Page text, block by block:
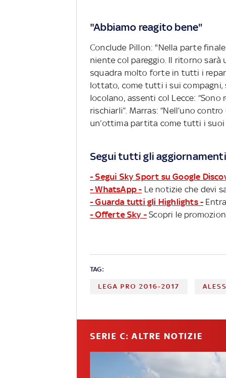
"Abbiamo reagito bene"
Conclude Pillon: "Nella parte
niente col pareggio. Il ritorno sarà
squadra molto forte in tutti i
lottato, come tutti i sui compagni,
Iocolano, assenti col Lecce:
rischiarli”. Marras: “Nell’uno
un’ottima partita come tutti i suoi
Segui tutti gli
- Segui Sky Sport su Google
- WhatsApp - Le notizie che devi
- Guarda tutti gli Highlights -
- Offerte Sky - Scopri le
TAG:
LEGA PRO 2016-2017
SERIE C: ALTRE NOTIZIE